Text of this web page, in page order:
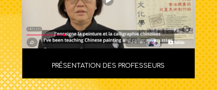
PRÉSENTATION DES PROFESSEURS